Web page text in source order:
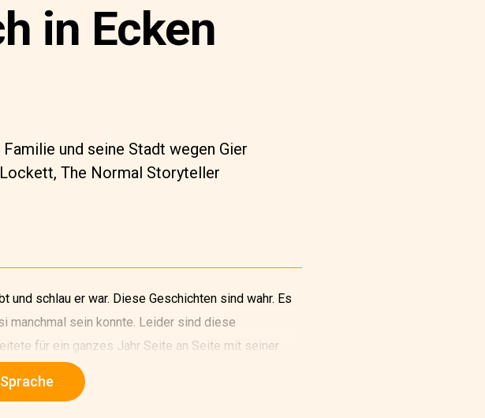
in Ecken
und seine Stadt wegen Gier
The Normal Storyteller
und schlau er war. Diese Geschichten sind wahr. Es
manchmal sein konnte. Leider sind diese
für ein ganzes Jahr Seite an Seite mit seiner
Sie arbeiteten auch vorher zusammen, um kleine
jemals gerodet hatten.